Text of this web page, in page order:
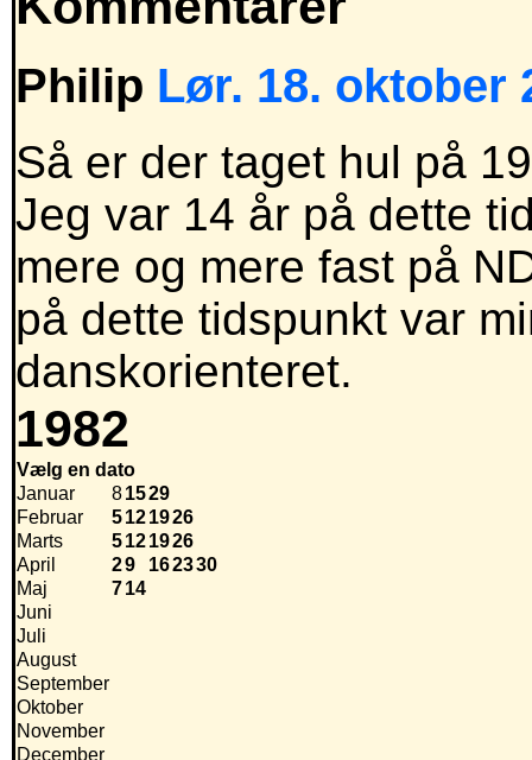
Philip Lør. 18. oktober
Så er der taget hul på
Jeg var 14 år på dette
mere og mere fast på
på dette tidspunkt var
danskorienteret.
1982
Vælg en dato
Januar
81529
Februar
5121926
Marts
5121926
April
29 162330
Maj
714
Juni
Juli
August
September
Oktober
November
December